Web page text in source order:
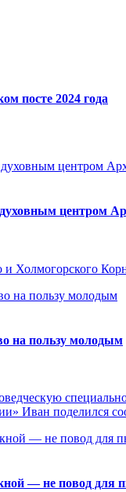
посте 2024 года
центром
Холмогорского
на пользу молодым
Иван поделился
— не повод для